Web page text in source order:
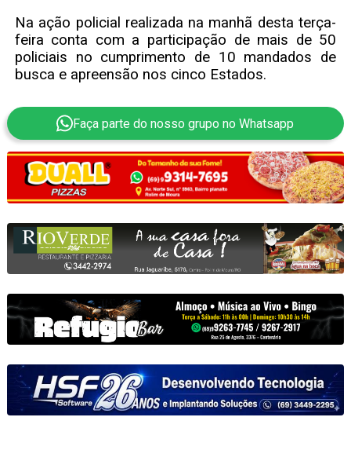
Na ação policial realizada na manhã desta terça-
feira conta com a participação de mais de 50
policiais no cumprimento de 10 mandados de
busca e apreensão nos cinco Estados.
Faça parte do nosso grupo no Whatsapp